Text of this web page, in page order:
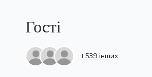
Гості
+539 інших